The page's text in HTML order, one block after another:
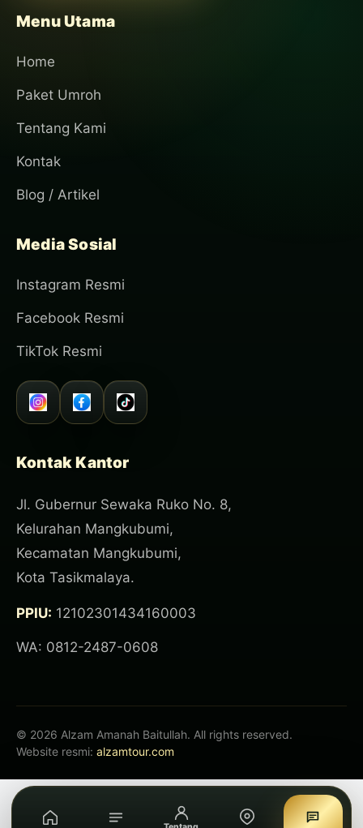
Menu Utama
Home
Paket Umroh
Tentang Kami
Kontak
Blog / Artikel
Media Sosial
Instagram Resmi
Facebook Resmi
TikTok Resmi
Kontak Kantor
Jl. Gubernur Sewaka Ruko No. 8,
Kelurahan Mangkubumi,
Kecamatan Mangkubumi,
Kota Tasikmalaya.
PPIU: 12102301434160003
WA: 0812-2487-0608
© 2026 Alzam Amanah Baitullah. All rights reserved.
Website resmi: alzamtour.com